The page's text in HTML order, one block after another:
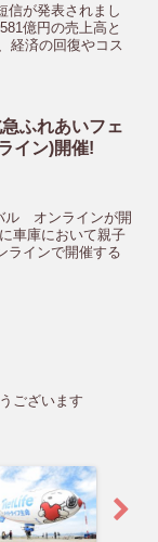
信が発表されまし
億円の売上高と
経済の回復やコス
ふれあいフェ
イン)開催!
ル オンラインが開
車庫において親子
ラインで開催する
ございます